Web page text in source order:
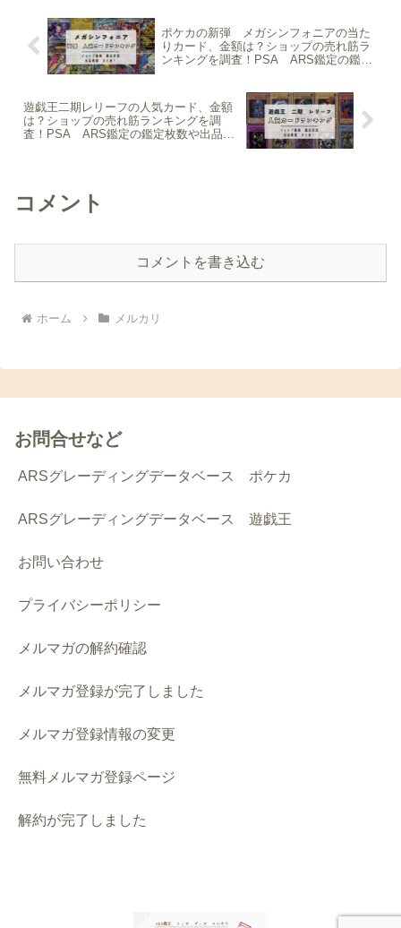
ポケカの新弾 メガシンフォニアの当た
りカード、金額は？ショップの売れ筋ラ
ンキングを調査！PSA ARS鑑定の鑑定
遊戯王二期レリーフの人気カード、金額
は？ショップの売れ筋ランキングを調
査！PSA ARS鑑定の鑑定枚数や出品・
コメント
コメントを書き込む
ホーム メルカリ
お問合せなど
ARSグレーディングデータベース ポケカ
ARSグレーディングデータベース 遊戯王
お問い合わせ
プライバシーポリシー
メルマガの解約確認
メルマガ登録が完了しました
メルマガ登録情報の変更
無料メルマガ登録ページ
解約が完了しました